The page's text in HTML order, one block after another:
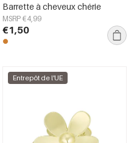
Barrette à cheveux chérie
MSRP €4,99
€1,50
Entrepôt de l'UE